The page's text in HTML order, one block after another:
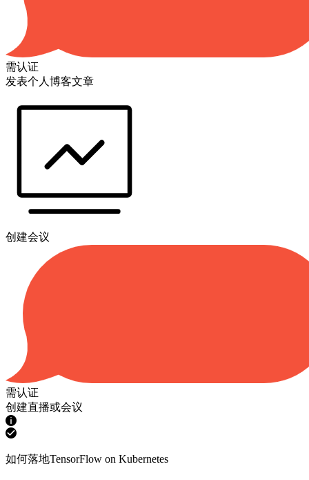
需认证
发表个人博客文章
创建会议
需认证
创建直播或会议
如何落地TensorFlow on Kubernetes